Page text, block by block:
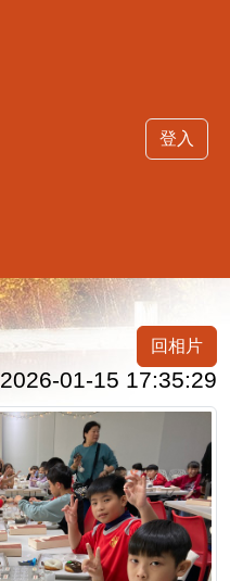
登入
回相片
2026-01-15 17:35:29